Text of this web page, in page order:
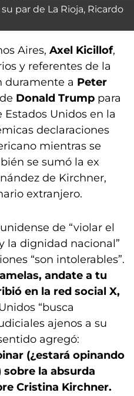
par de La Rioja, Ricardo
Aires, Axel Kicillof,
y referentes de la
duramente a Peter
Donald Trump para
Unidos en la
declaraciones
mientras se
se sumó la ex
de Kirchner,
extranjero.
de “violar el
la dignidad nacional”
“son intolerables”.
andate a tu
en la red social X,
“busca
ajenos a su
agregó:
(¿estará opinando
la absurda
Cristina Kirchner.